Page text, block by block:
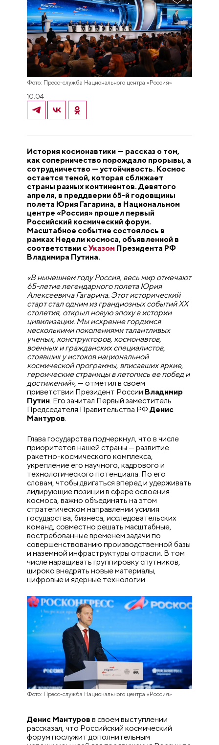
Фото: Пресс-служба Национального центра «Россия»
10.04
История космонавтики — рассказ о том,
как соперничество порождало прорывы, а
сотрудничество — устойчивость. Космос
остается темой, которая сближает
страны разных континентов. Девятого
апреля, в преддверии 65-й годовщины
полета Юрия Гагарина, в Национальном
центре «Россия» прошел первый
Российский космический форум.
Масштабное событие состоялось в
рамках Недели космоса, объявленной в
соответствии сУказом Президента РФ
Владимира Путина.
«В нынешнем году Россия, весь мир отмечают
65-летие легендарного полета Юрия
Алексеевича Гагарина. Этот исторический
старт стал одним из грандиозных событий ХX
столетия, открыл новую эпоху в истории
цивилизации. Мы искренне гордимся
несколькими поколениями талантливых
ученых, конструкторов, космонавтов,
военных и гражданских специалистов,
стоявших у истоков национальной
космической программы, вписавших яркие,
героические страницы в летопись ее побед и
достижений», — отметил в своем
приветствии Президент России Владимир
Путин. Его зачитал Первый заместитель
Председателя Правительства РФДенис
Мантуров.
Глава государства подчеркнул, что в числе
приоритетов нашей страны — развитие
ракетно-космического комплекса,
укрепление его научного, кадрового и
технологического потенциала. По его
словам, чтобы двигаться вперед и удерживать
лидирующие позиции в сфере освоения
космоса, важно объединять на этом
стратегическом направлении усилия
государства, бизнеса, исследовательских
команд, совместно решать масштабные,
востребованные временем задачи по
совершенствованию производственной базы
и наземной инфраструктуры отрасли. В том
числе наращивать группировку спутников,
широко внедрять новые материалы,
цифровые и ядерные технологии.
Фото: Пресс-служба Национального центра «Россия»
Денис Мантуров в своем выступлении
рассказал, что Российский космический
форум послужит дополнительным